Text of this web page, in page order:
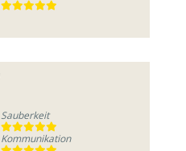
Sauberkeit
Kommunikation